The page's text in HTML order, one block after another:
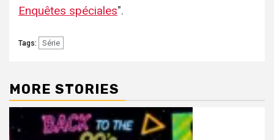
Enquêtes spéciales".
Tags: Série
MORE STORIES